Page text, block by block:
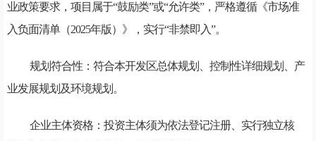
业政策要求，项目属于“鼓励类”或“允许类”，严格遵循《市场准
入负面清单（2025年版）》，实行“非禁即入”。
规划符合性：符合本开发区总体规划、控制性详细规划、产
业发展规划及环境规划。
企业主体资格：投资主体须为依法登记注册、实行独立核